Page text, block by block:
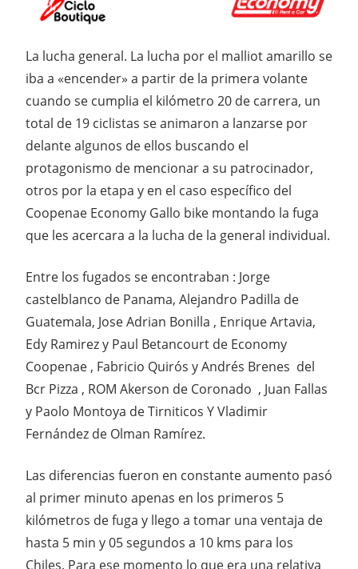
La lucha general. La lucha por el malliot amarillo se
iba a «encender» a partir de la primera volante
cuando se cumplia el kilómetro 20 de carrera, un
total de 19 ciclistas se animaron a lanzarse por
delante algunos de ellos buscando el
protagonismo de mencionar a su patrocinador,
otros por la etapa y en el caso específico del
Coopenae Economy Gallo bike montando la fuga
que les acercara a la lucha de la general individual.
Entre los fugados se encontraban : Jorge
castelblanco de Panama, Alejandro Padilla de
Guatemala, Jose Adrian Bonilla , Enrique Artavia,
Edy Ramirez y Paul Betancourt de Economy
Coopenae , Fabricio Quirós y Andrés Brenes del
Bcr Pizza , ROM Akerson de Coronado , Juan Fallas
y Paolo Montoya de Tirniticos Y Vladimir
Fernández de Olman Ramírez.
Las diferencias fueron en constante aumento pasó
al primer minuto apenas en los primeros 5
kilómetros de fuga y llego a tomar una ventaja de
hasta 5 min y 05 segundos a 10 kms para los
Chiles. Para ese momento lo que era una relativa